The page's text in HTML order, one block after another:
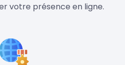
votre présence en ligne.